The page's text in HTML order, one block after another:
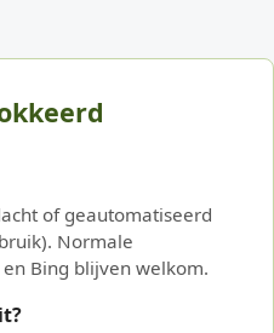
of geautomatiseerd
Normale
Bing blijven welkom.